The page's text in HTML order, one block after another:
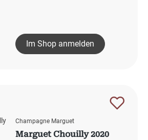
Im Shop anmelden
Champagne Marguet
Marguet Chouilly 2020